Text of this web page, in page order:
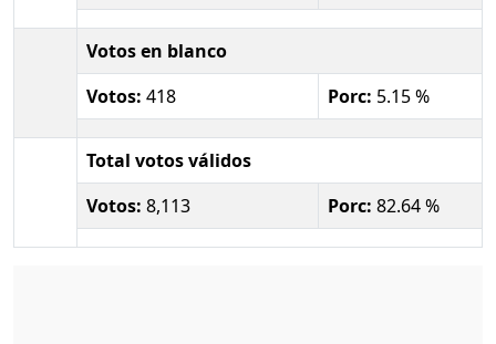
Votos en blanco
Votos: 418 Porc: 5.15 %
Total votos válidos
Votos: 8,113 Porc: 82.64 %